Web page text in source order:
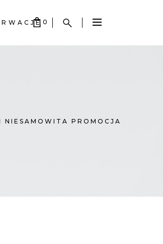
0
NIESAMOWITA PROMOCJA